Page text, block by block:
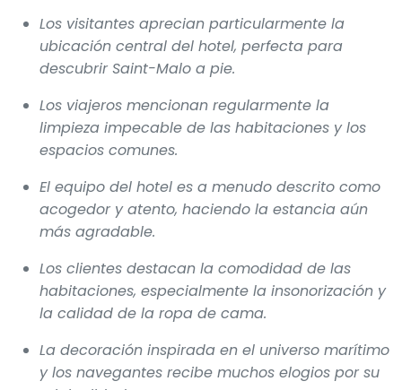
Los visitantes aprecian particularmente la
ubicación central del hotel, perfecta para
descubrir Saint-Malo a pie.
Los viajeros mencionan regularmente la
limpieza impecable de las habitaciones y los
espacios comunes.
El equipo del hotel es a menudo descrito como
acogedor y atento, haciendo la estancia aún
más agradable.
Los clientes destacan la comodidad de las
habitaciones, especialmente la insonorización y
la calidad de la ropa de cama.
La decoración inspirada en el universo marítimo
y los navegantes recibe muchos elogios por su